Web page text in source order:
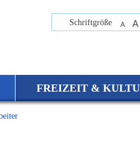
Schriftgröße A A
FREIZEIT &